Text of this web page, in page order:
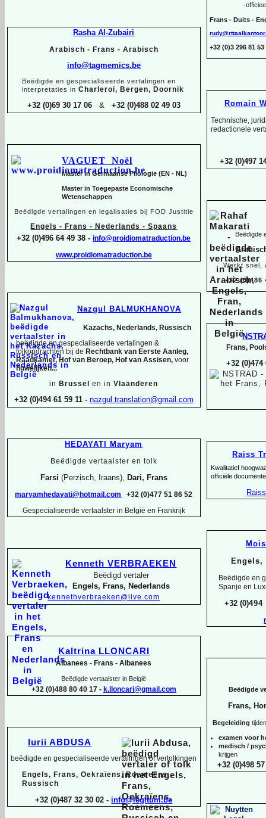
-
Frans - Duits -
+32 (0)3 296 81
Romain
Technische,
redactionele
+32 (0)497
Beëdigde
Werkt snel,
+32 (0)486
Frans,
+32
Raiss
Kwalitatief
officiële
Raiss
Engels,
Beëdigde en
Spanje en
+32 (0)494
Beëdigde
Frans,
Begeleiding
examen voor
medisch /
krijgen
+32 (0)498
Rasha Al-Zubairi
Arabisch - Frans - Arabisch
info@tagmemics.be
Beëdigde en gespecialiseerde vertalingen en
interpretaties in Charleroi, Bergen, Doornik
+32 (0)69 30 17 06 & +32 (0)488 02 49 03
VAGUET Noël
Master in Germaanse Filologie (EN - NL)
Master in Toegepaste Economische
Wetenschappen
Beëdigde vertalingen en legalisaties bij FOD Justitie
Engels - Frans - Nederlands - Spaans
+32 (0)496 64 49 38 - info@proidiomatraduction.be
www.proidiomatraduction.be
Nazgul BALMUKHANOVA
Kazachs, Nederlands, Russisch
beëdigde en gespecialiseerde vertalingen &
tolkopdrachten bij de Rechtbank van Eerste Aanleg,
Raadkamer, Hof van Beroep, Hof van Assisen, voor
huwelijken...
in Brussel en inVlaanderen
+32 (0)494 61 59 11 - nazgul.translation@gmail.com
HEDAYATI Maryam
Beëdigde vertaalster en tolk
Farsi (Perzisch, Iraans), Dari, Frans
maryamhedayati@hotmail.com
+32 (0)477 51 86 52
Gespecialiseerde vertaalster in België en Frankrijk
Kenneth VERBRAEKEN
Beëdigd vertaler
Engels, Frans, Nederlands
kennethverbraeken@live.com
Kaltrina LLONCARI
Albanees - Frans - Albanees
Beëdigde vertaalster in België
+32 (0)488 80 40 17 - k.lloncari@gmail.com
Iurii ABDUSA
beëdigde en gespecialiseerde vertalingen of vertolkingen
Engels, Frans, Oekraïens, Roemeens,
Russisch
+32 (0)487 32 30 02 - info@legitum.be